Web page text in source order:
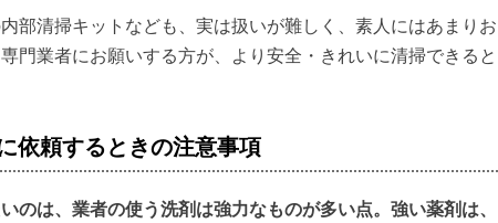
部清掃キットなども、実は扱いが難しく、素人にはあまりお
門業者にお願いする方が、より安全・きれいに清掃できると
依頼するときの注意事項
のは、業者の使う洗剤は強力なものが多い点。強い薬剤は、